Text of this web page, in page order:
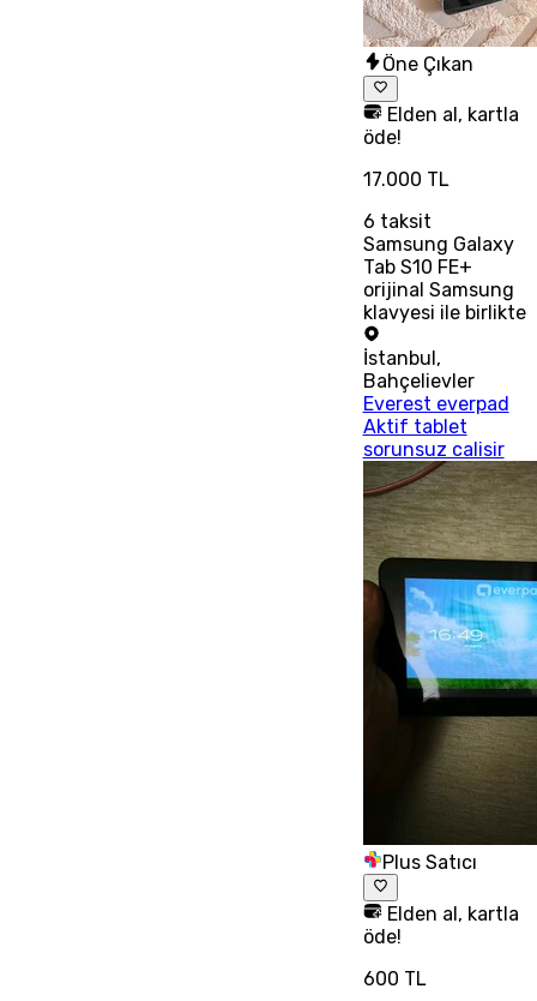
Öne Çıkan
Elden al, kartla
öde!
17.000 TL
6 taksit
Samsung Galaxy
Tab S10 FE+
orijinal Samsung
klavyesi ile birlikte
İstanbul ,
Bahçelievler
Everest everpad
Aktif tablet
sorunsuz calisir
Plus Satıcı
Elden al, kartla
öde!
600 TL